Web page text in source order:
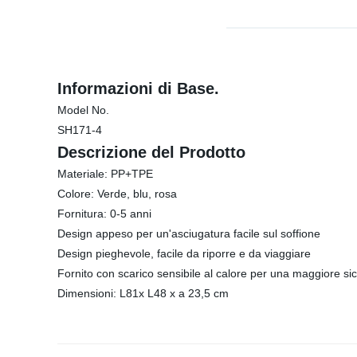
Informazioni di Base.
Model No.
SH171-4
Descrizione del Prodotto
Materiale: PP+TPE
Colore: Verde, blu, rosa
Fornitura: 0-5 anni
Design appeso per un'asciugatura facile sul soffione
Design pieghevole, facile da riporre e da viaggiare
Fornito con scarico sensibile al calore per una maggiore
Dimensioni: L81x L48 x a 23,5 cm